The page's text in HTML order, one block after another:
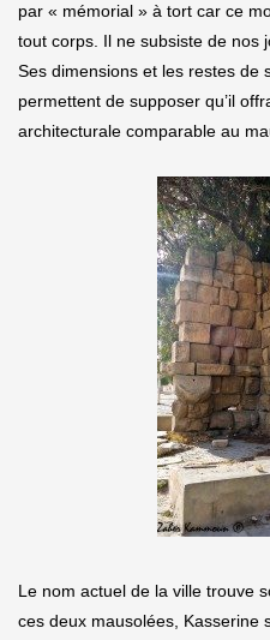
par « mémorial » à tort car ce
tout corps. Il ne subsiste de nos
Ses dimensions et les restes de
permettent de supposer qu’il
architecturale comparable au
Le nom actuel de la ville trouve
ces deux mausolées, Kasserine